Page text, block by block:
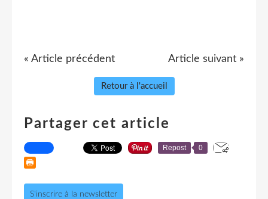
« Article précédent Article suivant »
Retour à l'accueil
Partager cet article
Repost 0
S'inscrire à la newsletter